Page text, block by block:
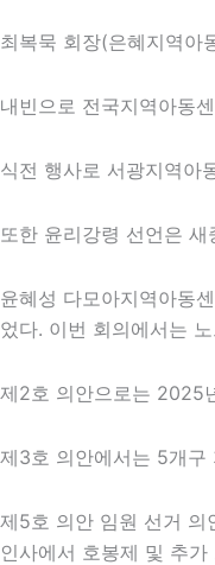
최복묵 회장(은혜지역아
내빈으로 전국지역아동
식전 행사로 서광지역아
또한 윤리강령 선언은
윤혜성 다모아지역아동
었다. 이번 회의에서는
제2호 의안으로는 2025
제3호 의안에서는 5개구
제5호 의안 임원 선거 의
인사에서 호봉제 및 추